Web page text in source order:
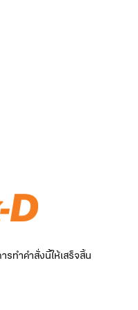
ทำคำสั่งนี้ให้เสร็จสิ้น